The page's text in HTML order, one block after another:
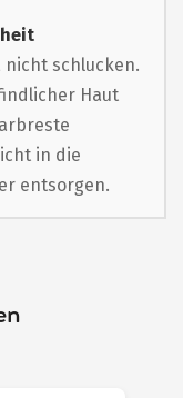
nicht schlucken.
Haut
in die
entsorgen.